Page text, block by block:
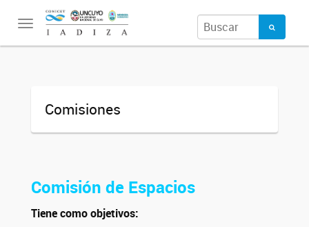
Toggle
navigation
Comisiones
Comisión de Espacios
Tiene como objetivos: